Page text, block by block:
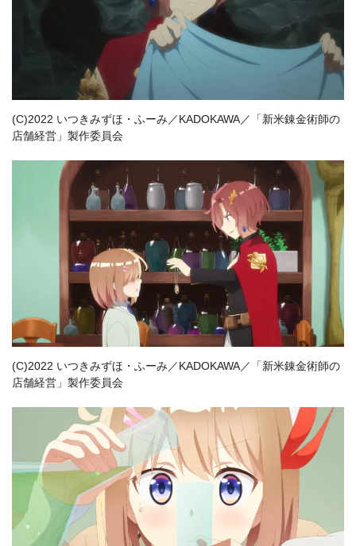
(C)2022 いつきみずほ・ふーみ／KADOKAWA／「新米錬金術師の
店舗経営」製作委員会
(C)2022 いつきみずほ・ふーみ／KADOKAWA／「新米錬金術師の
店舗経営」製作委員会